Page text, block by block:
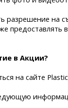
разрешение на
в Акции?
на сайте